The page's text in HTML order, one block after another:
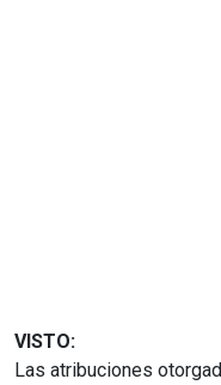
VISTO:
Las atribuciones